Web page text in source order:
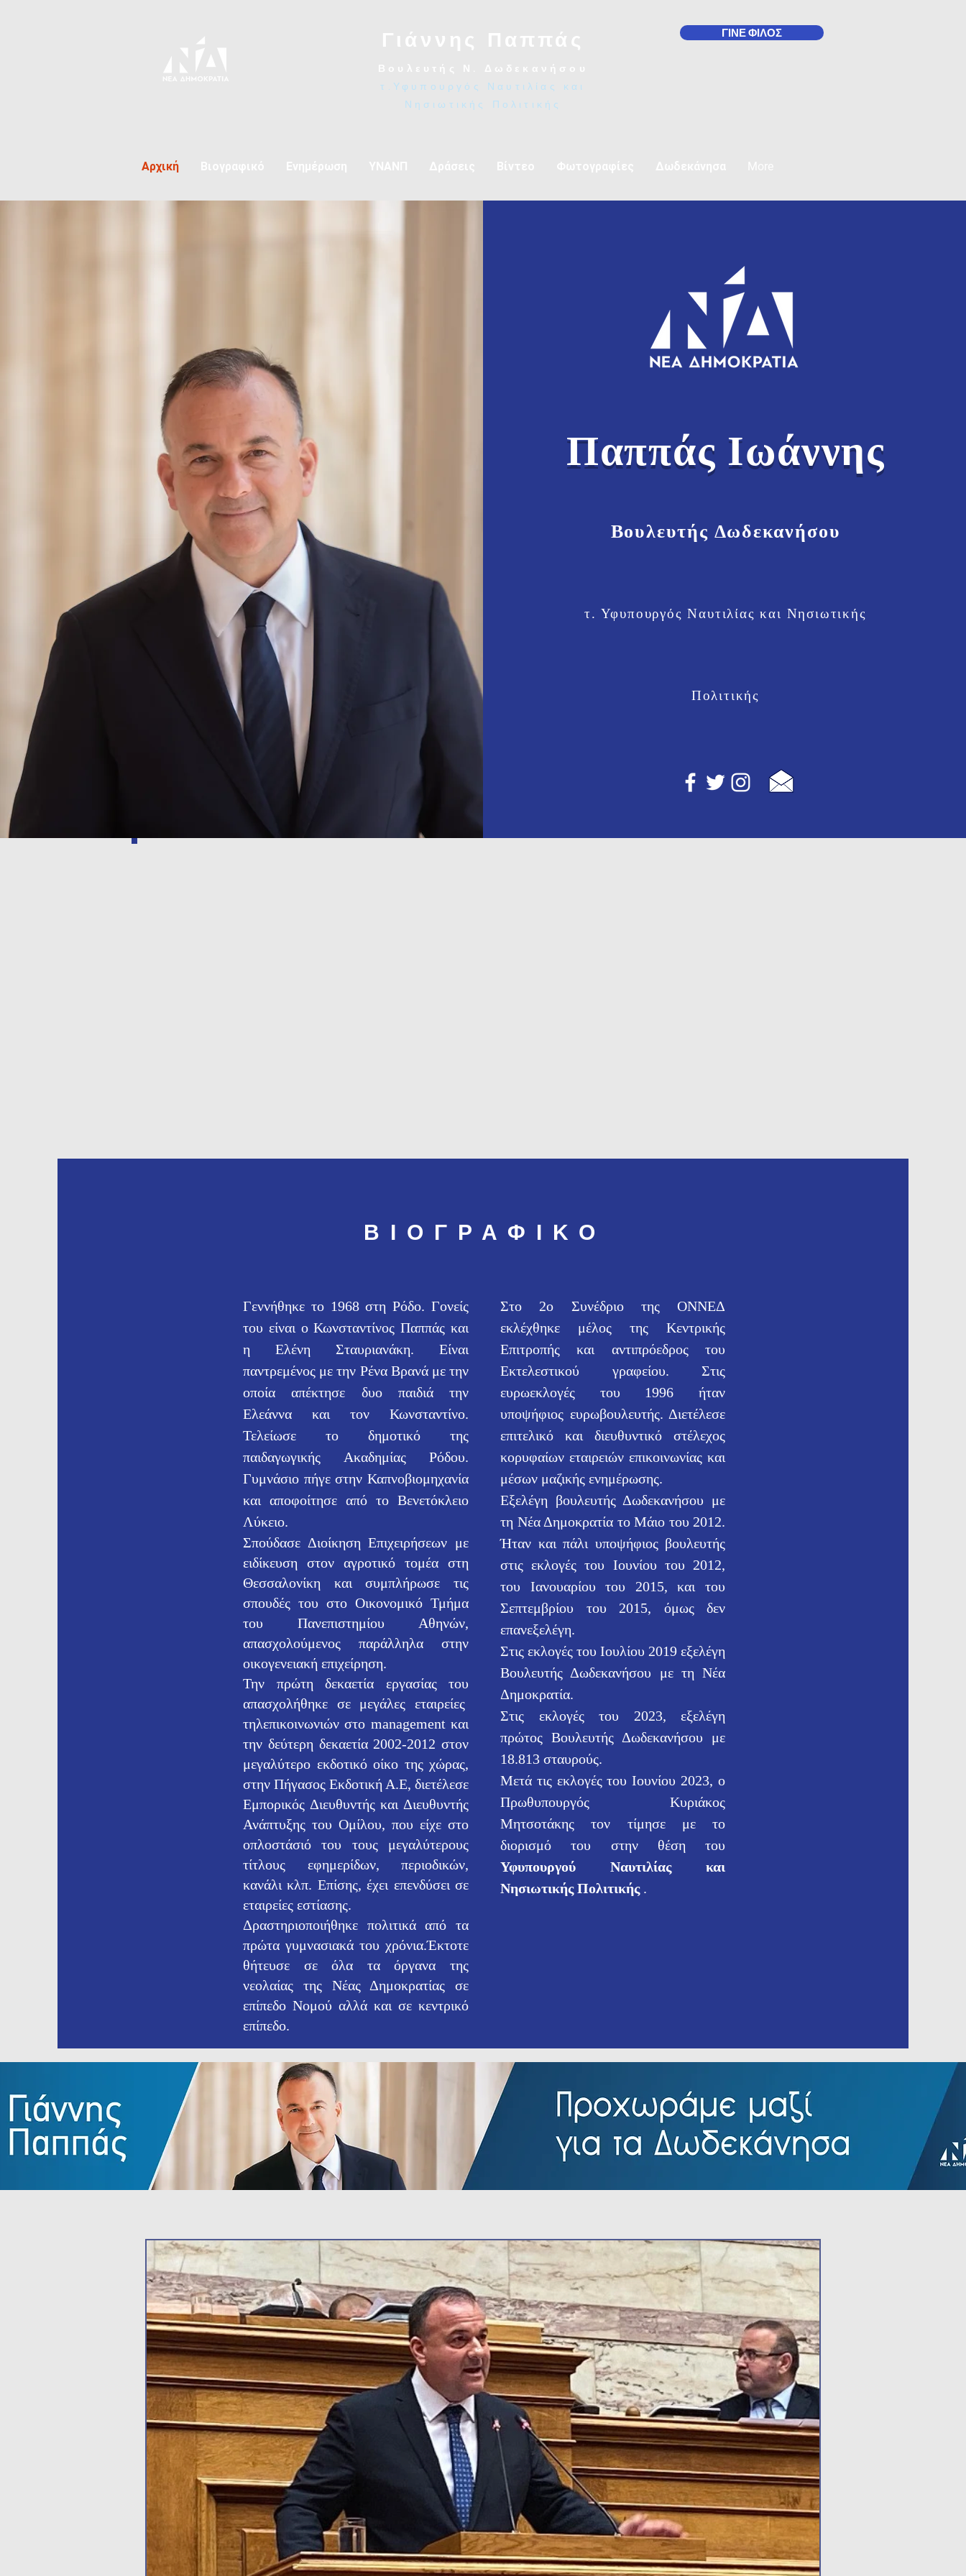
τ.Υφυπουργός Ναυτιλίας και
Νησιωτικής Πολιτικής
ΓΙΝΕ ΦΙΛΟΣ
Αρχική
Παππάς Ιωάννης
Βουλευτής Δωδεκανήσου
τ. Υφυπουργός Ναυτιλίας και Νησιωτικής
Πολιτικής
ΒΙΟΓΡΑΦΙΚΟ
Γεννήθηκε το 1968 στη Ρόδο. Γονείς
του είναι ο Κωνσταντίνος Παππάς και
η Ελένη Σταυριανάκη. Είναι
παντρεμένος με την Ρένα Βρανά με την
οποία απέκτησε δυο παιδιά την
Ελεάννα και τον Κωνσταντίνο.
Τελείωσε το δημοτικό της
παιδαγωγικής Ακαδημίας Ρόδου.
Γυμνάσιο πήγε στην Καπνοβιομηχανία
και αποφοίτησε από το Βενετόκλειο
Λύκειο.
Σπούδασε Διοίκηση Επιχειρήσεων με
ειδίκευση στον αγροτικό τομέα στη
Θεσσαλονίκη και συμπλήρωσε τις
σπουδές του στο Οικονομικό Τμήμα
του Πανεπιστημίου Αθηνών,
απασχολούμενος παράλληλα στην
οικογενειακή επιχείρηση.
Την πρώτη δεκαετία εργασίας του
απασχολήθηκε σε μεγάλες εταιρείες
τηλεπικοινωνιών στο management και
την δεύτερη δεκαετία 2002-2012 στον
μεγαλύτερο εκδοτικό οίκο της χώρας,
στην Πήγασος Εκδοτική Α.Ε, διετέλεσε
Εμπορικός Διευθυντής και Διευθυντής
Ανάπτυξης του Ομίλου, που είχε στο
οπλοστάσιό του τους μεγαλύτερους
τίτλους εφημερίδων, περιοδικών,
κανάλι κλπ. Επίσης, έχει επενδύσει σε
εταιρείες εστίασης.
Δραστηριοποιήθηκε πολιτικά από τα
πρώτα γυμνασιακά του χρόνια.Έκτοτε
θήτευσε σε όλα τα όργανα της
νεολαίας της Νέας Δημοκρατίας σε
επίπεδο Νομού αλλά και σε κεντρικό
επίπεδο.​
Στο 2ο Συνέδριο της ΟΝΝΕΔ
εκλέχθηκε μέλος της Κεντρικής
Επιτροπής και αντιπρόεδρος του
Εκτελεστικού γραφείου. Στις
ευρωεκλογές του 1996 ήταν
υποψήφιος ευρωβουλευτής. Διετέλεσε
επιτελικό και διευθυντικό στέλεχος
κορυφαίων εταιρειών επικοινωνίας και
μέσων μαζικής ενημέρωσης.
Εξελέγη βουλευτής Δωδεκανήσου με
τη Νέα Δημοκρατία το Μάιο του 2012.
Ήταν και πάλι υποψήφιος βουλευτής
στις εκλογές του Ιουνίου του 2012,
του Ιανουαρίου του 2015, και του
Σεπτεμβρίου του 2015, όμως δεν
επανεξελέγη.
Στις εκλογές του Ιουλίου 2019 εξελέγη
Βουλευτής Δωδεκανήσου με τη Νέα
Δημοκρατία.
Στις εκλογές του 2023, εξελέγη
πρώτος Βουλευτής Δωδεκανήσου με
18.813 σταυρούς.
Μετά τις εκλογές του Ιουνίου 2023, ο
Πρωθυπουργός Κυριάκος
Μητσοτάκης τον τίμησε με το
διορισμό του στην θέση του
Υφυπουργού Ναυτιλίας και
Νησιωτικής Πολιτικής.